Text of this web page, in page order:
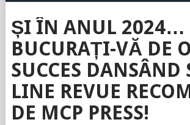
ȘI ÎN ANUL 2024…
BUCURAȚI-VĂ DE
SUCCES DANSÂND
LINE REVUE
DE MCP PRESS!